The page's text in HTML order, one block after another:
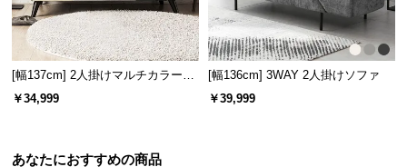
[幅137cm] 2人掛けマルチカラーソ
ファ
￥34,999
[幅136cm] 3WAY 2人掛けソファ
￥39,999
あなたにおすすめの商品